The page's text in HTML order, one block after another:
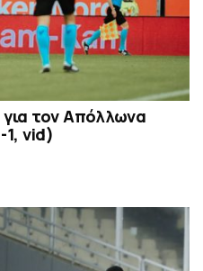
τον Απόλλωνα
1, vid)